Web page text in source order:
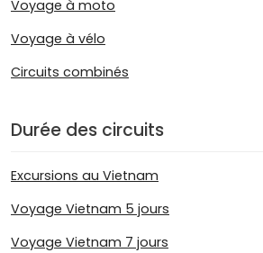
Voyage à moto
Voyage à vélo
Circuits combinés
Durée des circuits
Excursions au Vietnam
Voyage Vietnam 5 jours
Voyage Vietnam 7 jours